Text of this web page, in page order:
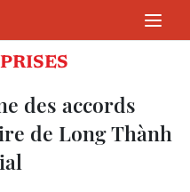
des accords
de Long Thành